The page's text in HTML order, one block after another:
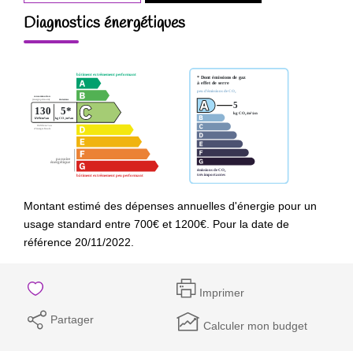
Diagnostics énergétiques
Montant estimé des dépenses annuelles d'énergie pour un
usage standard entre 700€ et 1200€. Pour la date de
référence 20/11/2022.
Imprimer
Partager Calculer mon budget